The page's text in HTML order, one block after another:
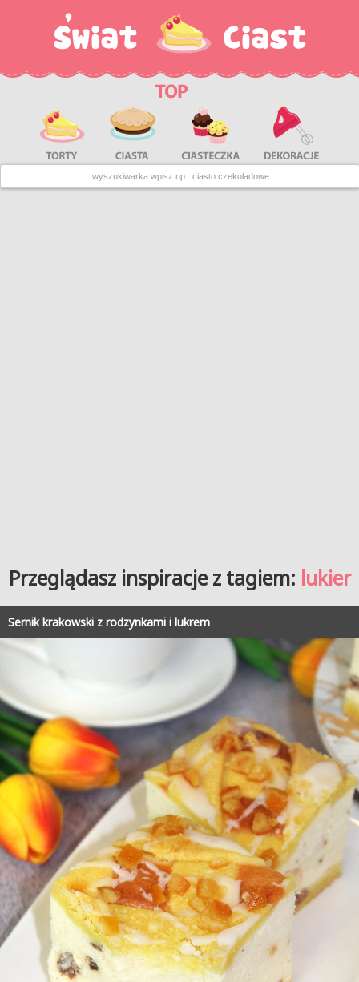
Przeglądasz inspiracje z tagiem: lukier
Sernik krakowski z rodzynkami i lukrem